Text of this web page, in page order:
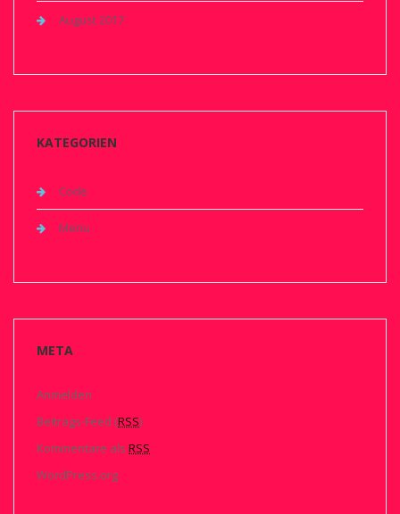
August 2017
KATEGORIEN
Code
Menu
META
Anmelden
Beitrags-Feed (RSS)
Kommentare als RSS
WordPress.org